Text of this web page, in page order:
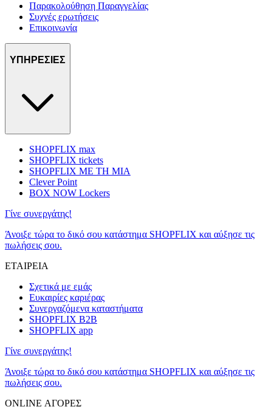
Παρακολούθηση Παραγγελίας
Συχνές ερωτήσεις
Επικοινωνία
ΥΠΗΡΕΣΙΕΣ
SHOPFLIX max
SHOPFLIX tickets
SHOPFLIX ΜΕ ΤΗ ΜΙΑ
Clever Point
BOX NOW Lockers
Γίνε συνεργάτης!
Άνοιξε τώρα το δικό σου κατάστημα SHOPFLIX και αύξησε τις
πωλήσεις σου.
ΕΤΑΙΡΕΙΑ
Σχετικά με εμάς
Ευκαιρίες καριέρας
Συνεργαζόμενα καταστήματα
SHOPFLIX B2B
SHOPFLIX app
Γίνε συνεργάτης!
Άνοιξε τώρα το δικό σου κατάστημα SHOPFLIX και αύξησε τις
πωλήσεις σου.
ONLINE ΑΓΟΡΕΣ